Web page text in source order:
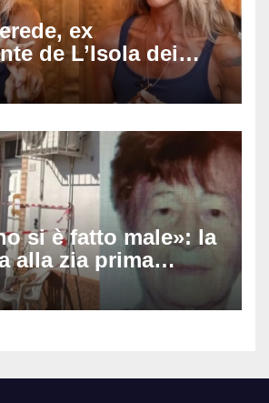
ex
de L’Isola dei
dopo una
ha mostrato e
si è fatto male»: la
alla zia prima
arrestato il 25enne
la nonna ad